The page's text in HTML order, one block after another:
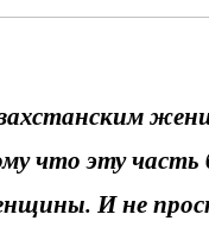
что эту
И не